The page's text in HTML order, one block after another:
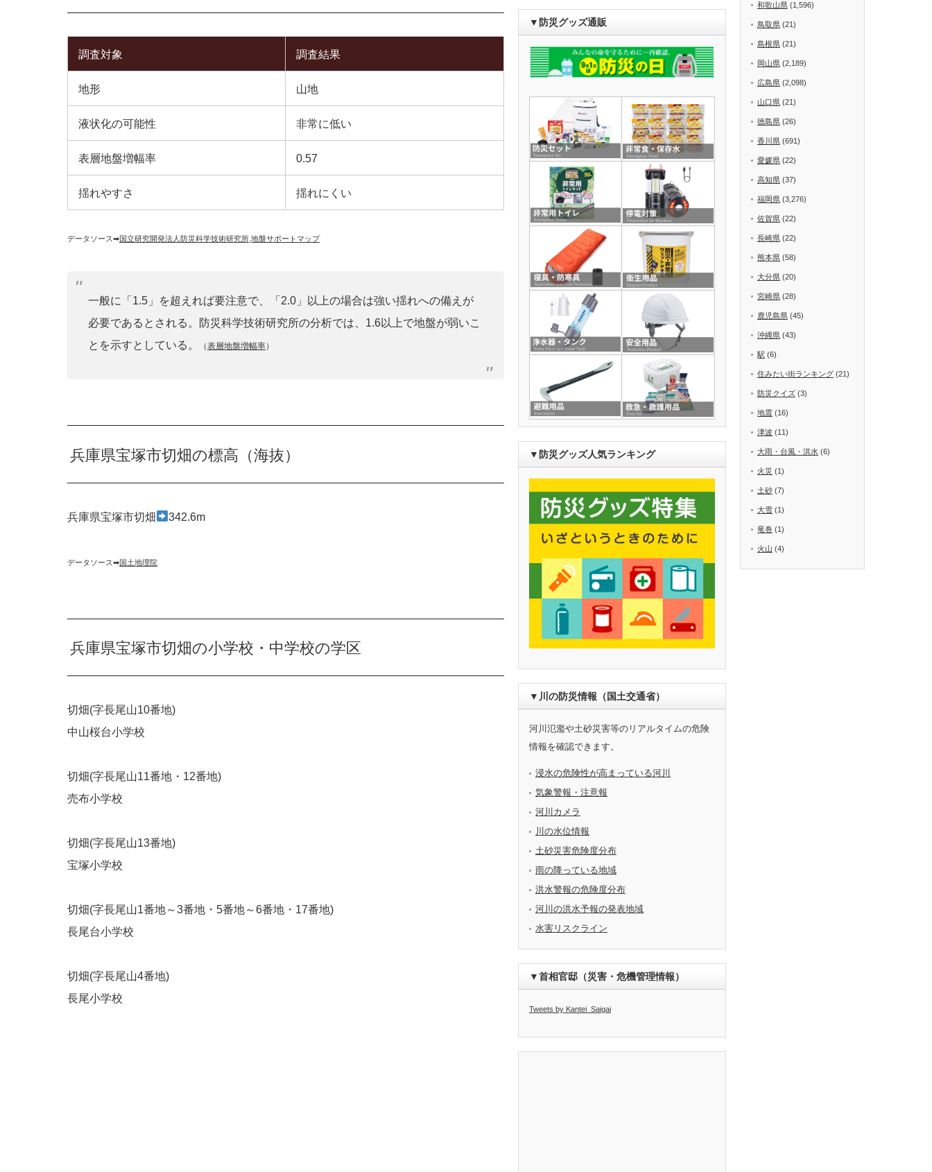
調査対象 調査結果
地形 山地
液状化の可能性 非常に低い
表層地盤増幅率 0.57
揺れやすさ 揺れにくい
データソース➡︎国立研究開発法人防災科学技術研究所 地盤サポートマップ
一般に「1.5」を超えれば要注意で、「2.0」以上の場合は強い揺れへの備えが
必要であるとされる。防災科学技術研究所の分析では、1.6以上で地盤が弱いこ
とを示すとしている。
（表層地盤増幅率）
兵庫県宝塚市切畑の標高（海抜）
兵庫県宝塚市切畑 342.6m
データソース➡︎国土地理院
兵庫県宝塚市切畑の小学校・中学校の学区
切畑(字長尾山10番地)
中山桜台小学校
切畑(字長尾山11番地・12番地)
売布小学校
切畑(字長尾山13番地)
宝塚小学校
切畑(字長尾山1番地～3番地・5番地～6番地・17番地)
長尾台小学校
切畑(字長尾山4番地)
長尾小学校
▼防災グッズ通販
▼防災グッズ人気ランキング
▼川の防災情報（国土交通省）
河川氾濫や土砂災害等のリアルタイムの危険
情報を確認できます。
浸水の危険性が高まっている河川
気象警報・注意報
河川カメラ
川の水位情報
土砂災害危険度分布
雨の降っている地域
洪水警報の危険度分布
河川の洪水予報の発表地域
水害リスクライン
▼首相官邸（災害・危機管理情報）
Tweets by Kantei_Saigai
和歌山県 (1,596)
鳥取県 (21)
島根県 (21)
岡山県 (2,189)
広島県 (2,098)
山口県 (21)
徳島県 (26)
香川県 (691)
愛媛県 (22)
高知県 (37)
福岡県 (3,276)
佐賀県 (22)
長崎県 (22)
熊本県 (58)
大分県 (20)
宮崎県 (28)
鹿児島県 (45)
沖縄県 (43)
駅 (6)
住みたい街ランキング (21)
防災クイズ (3)
地震 (16)
津波 (11)
大雨・台風・洪水 (6)
火災 (1)
土砂 (7)
大雪 (1)
竜巻 (1)
火山 (4)